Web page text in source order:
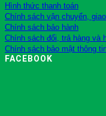
Hình thức thanh toán
Chính sách vận chuyển,
Chính sách bảo hành
Chính sách đổi, trả hàng và
Chính sách bảo mật thông
FACEBOOK